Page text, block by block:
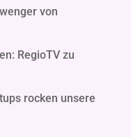
von
RegioTV zu
rocken unsere